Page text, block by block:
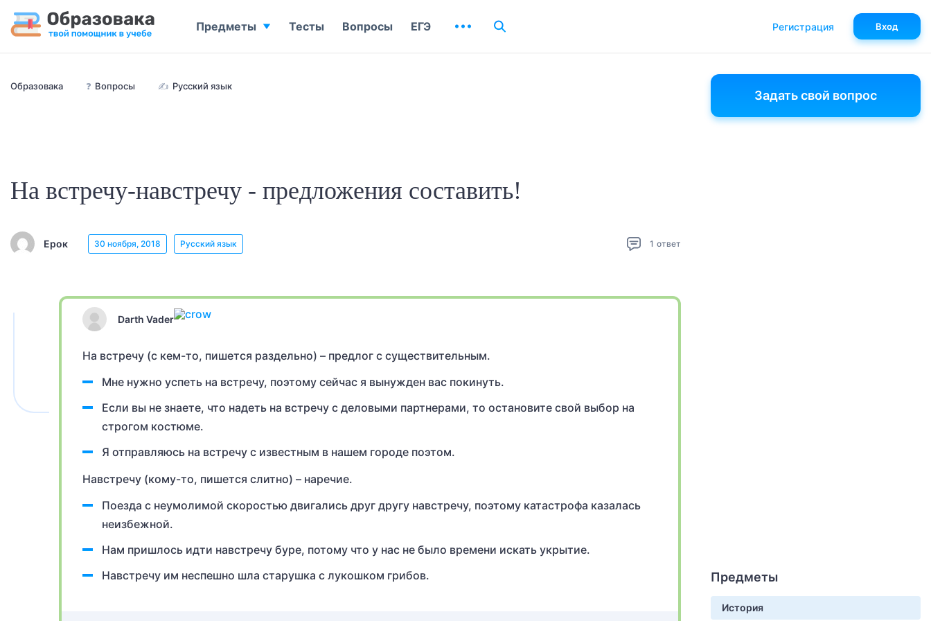
Образовака ❓ Вопросы ✍ Русский язык
На встречу-навстречу - предложения составить!
Ерок 30 ноября, 2018 Русский язык 1 ответ
Darth Vader
На встречу (с кем-то, пишется раздельно) – предлог с существительным.
Мне нужно успеть на встречу, поэтому сейчас я вынужден вас покинуть.
Если вы не знаете, что надеть на встречу с деловыми партнерами, то остановите свой выбор на
строгом костюме.
Я отправляюсь на встречу с известным в нашем городе поэтом.
Навстречу (кому-то, пишется слитно) – наречие.
Поезда с неумолимой скоростью двигались друг другу навстречу, поэтому катастрофа казалась
неизбежной.
Нам пришлось идти навстречу буре, потому что у нас не было времени искать укрытие.
Навстречу им неспешно шла старушка с лукошком грибов.
Задать свой вопрос
Предметы
История
Предметы Тесты Вопросы ЕГЭ Регистрация Вход